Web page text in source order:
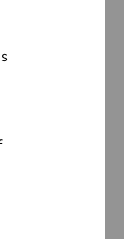
zijn,
voor achttien
en te
die zo
op de
en